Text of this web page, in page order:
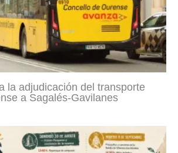
la adjudicación del transporte
a Sagalés-Gavilanes